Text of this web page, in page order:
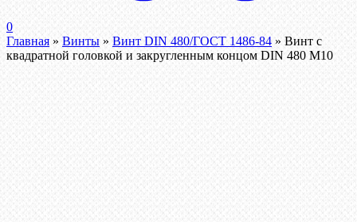
0
Главная » Винты » Винт DIN 480/ГОСТ 1486-84 » Винт с
квадратной головкой и закругленным концом DIN 480 М10